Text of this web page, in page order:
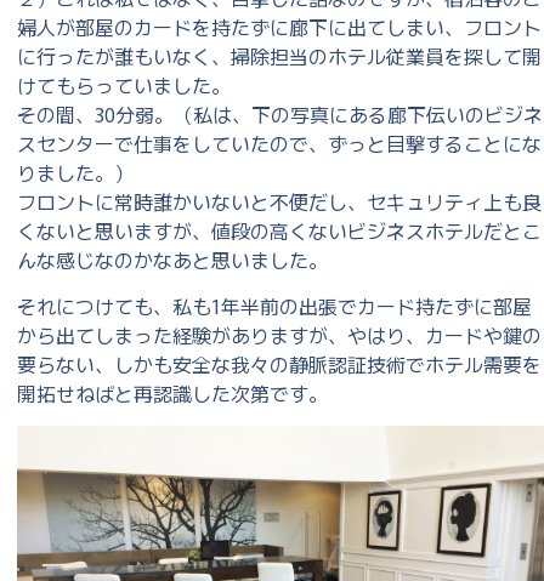
婦人が部屋のカードを持たずに廊下に出てしまい、フロント
に行ったが誰もいなく、掃除担当のホテル従業員を探して開
けてもらっていました。
その間、30分弱。（私は、下の写真にある廊下伝いのビジネ
スセンターで仕事をしていたので、ずっと目撃することにな
りました。）
フロントに常時誰かいないと不便だし、セキュリティ上も良
くないと思いますが、値段の高くないビジネスホテルだとこ
んな感じなのかなあと思いました。
それにつけても、私も1年半前の出張でカード持たずに部屋
から出てしまった経験がありますが、やはり、カードや鍵の
要らない、しかも安全な我々の静脈認証技術でホテル需要を
開拓せねばと再認識した次第です。